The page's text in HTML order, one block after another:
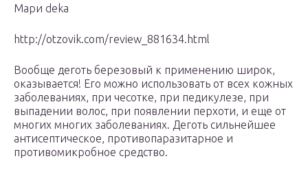
Мари deka
http://otzovik.com/review_881634.html
Вообще деготь березовый к применению широк,
оказывается! Его можно использовать от всех кожных
заболеваниях, при чесотке, при педикулезе, при
выпадении волос, при появлении перхоти, и еще от
многих многих заболеваниях. Деготь сильнейшее
антисептическое, противопаразитарное и
противомикробное средство.